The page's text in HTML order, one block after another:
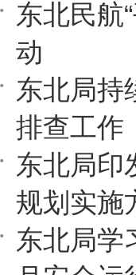
东北民航
动
东北局持
排查工作
东北局印
规划实施
东北局学